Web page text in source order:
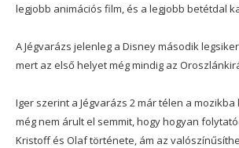
legjobb animációs film, és a legjobb betétdal
A Jégvarázs jelenleg a Disney második
mert az első helyet még mindig az
Iger szerint a Jégvarázs 2 már télen a
még nem árult el semmit, hogy hogyan
Kristoff és Olaf története, ám az